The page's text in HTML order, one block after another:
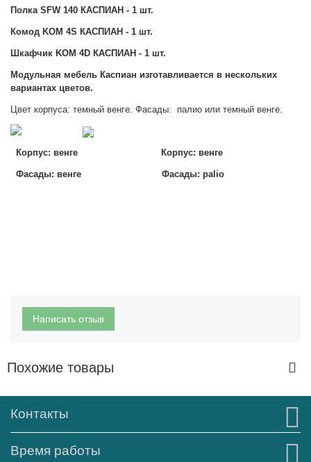
Полка SFW 140 КАСПИАН - 1 шт.
Комод KOM 4S КАСПИАН - 1 шт.
Шкафчик KOM 4D КАСПИАН - 1 шт.
Модульная мебель Каспиан изготавливается в нескольких
вариантах цветов.
Цвет корпуса: темный венге. Фасады: палио или темный венге.
Корпус: венге Корпус: венге
Фасады: венге Фасады: palio
Написать отзыв
Похожие товары
Контакты
Время работы